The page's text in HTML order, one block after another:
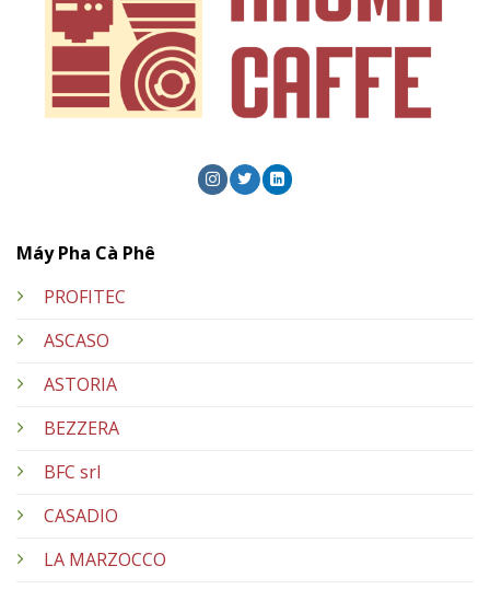
Máy Pha Cà Phê
PROFITEC
ASCASO
ASTORIA
BEZZERA
BFC srl
CASADIO
LA MARZOCCO